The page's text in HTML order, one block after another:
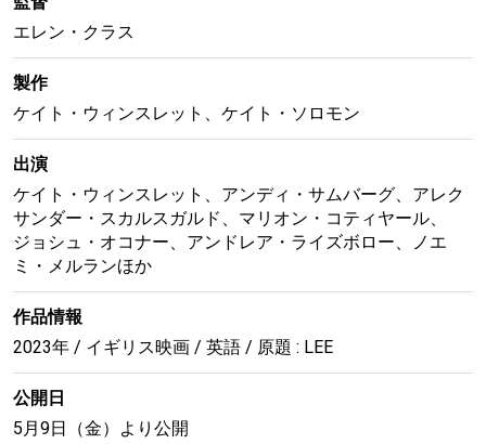
エレン・クラス
製作
ケイト・ウィンスレット、ケイト・ソロモン
出演
ケイト・ウィンスレット、アンディ・サムバーグ、アレク
サンダー・スカルスガルド、マリオン・コティヤール、
ジョシュ・オコナー、アンドレア・ライズボロー、ノエ
ミ・メルランほか
作品情報
2023年 / イギリス映画 / 英語 / 原題 : LEE
公開日
5月9日（金）より公開